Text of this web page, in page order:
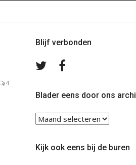
4
Blijf verbonden
Volg
TwitterFacebook
Blader eens door ons
Blader
eens
ons
Kijk ook eens bij de buren